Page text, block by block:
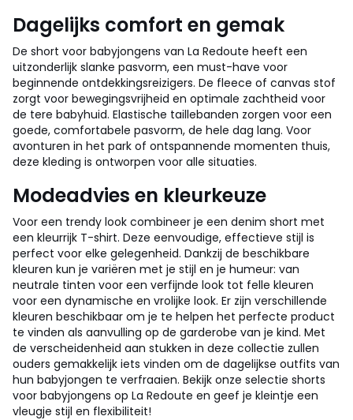
Dagelijks comfort en gemak
De short voor babyjongens van La Redoute heeft een
uitzonderlijk slanke pasvorm, een must-have voor
beginnende ontdekkingsreizigers. De fleece of canvas stof
zorgt voor bewegingsvrijheid en optimale zachtheid voor
de tere babyhuid. Elastische taillebanden zorgen voor een
goede, comfortabele pasvorm, de hele dag lang. Voor
avonturen in het park of ontspannende momenten thuis,
deze kleding is ontworpen voor alle situaties.
Modeadvies en kleurkeuze
Voor een trendy look combineer je een denim short met
een kleurrijk T-shirt. Deze eenvoudige, effectieve stijl is
perfect voor elke gelegenheid. Dankzij de beschikbare
kleuren kun je variëren met je stijl en je humeur: van
neutrale tinten voor een verfijnde look tot felle kleuren
voor een dynamische en vrolijke look. Er zijn verschillende
kleuren beschikbaar om je te helpen het perfecte product
te vinden als aanvulling op de garderobe van je kind. Met
de verscheidenheid aan stukken in deze collectie zullen
ouders gemakkelijk iets vinden om de dagelijkse outfits van
hun babyjongen te verfraaien. Bekijk onze selectie shorts
voor babyjongens op La Redoute en geef je kleintje een
vleugje stijl en flexibiliteit!